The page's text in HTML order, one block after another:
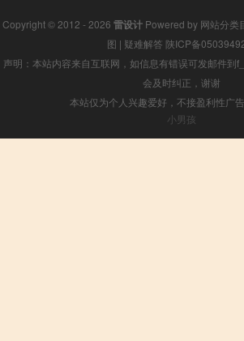
Copyright © 2012 - 2026 雷设计 Powered by 网站分类
图 | 疑难解答 陕ICP备
声明：本站内容来自互联网，如信息有错误可发邮件到
会及时纠正，谢谢
本站仅为个人兴趣爱好，不接盈利性广
小男孩